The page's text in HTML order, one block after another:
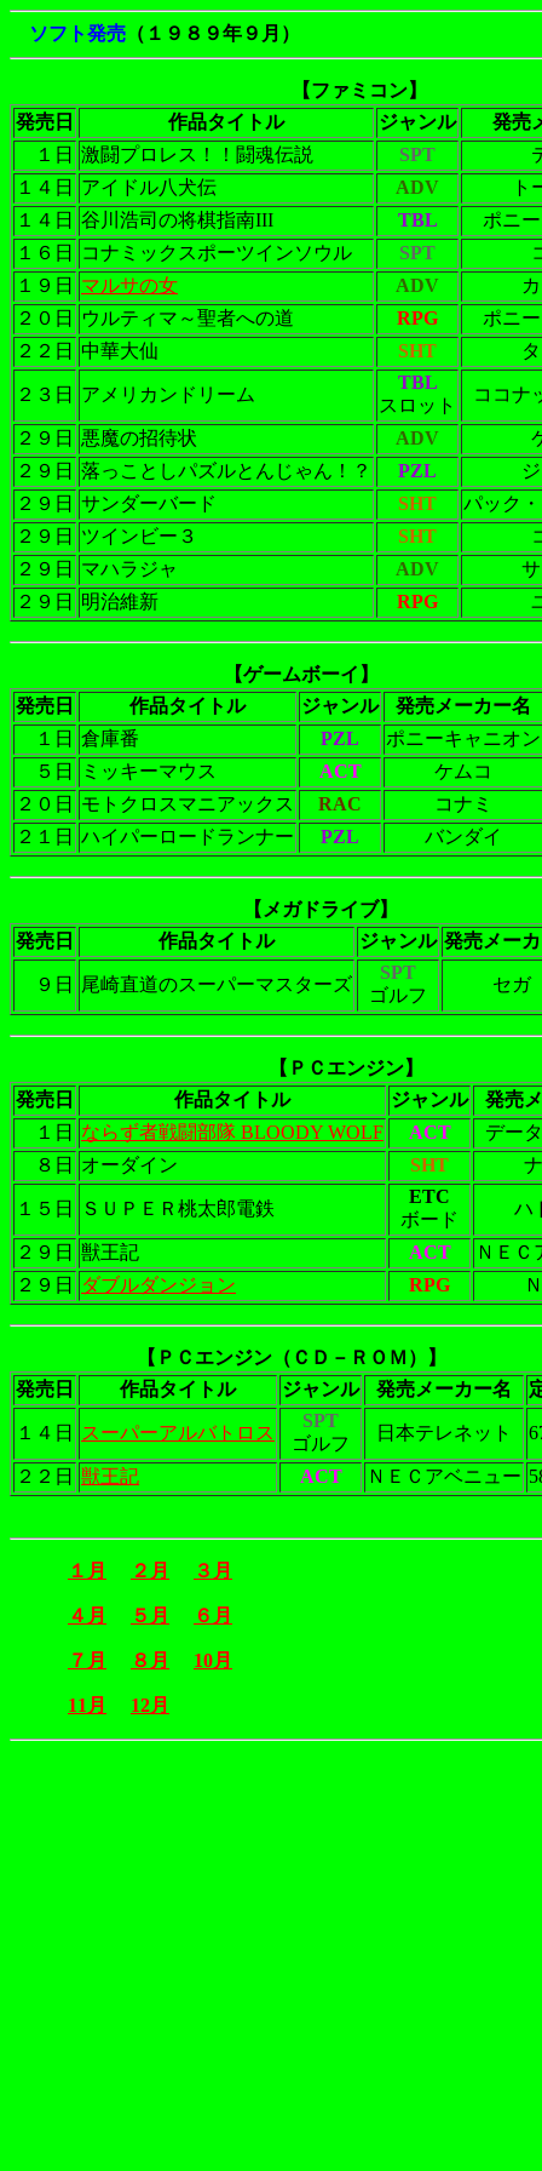
ソフト発売 （１９８９年９月）
【ファミコン】
発売日
作品タイトル ジャンル
発売
１日 激闘プロレス！！闘魂伝説 SPT
１４日
アイドル八犬伝 ADV
ト
１４日 谷川浩司の将棋指南III TBL
ポニ
１６日
コナミックスポーツインソウル SPT
１９日
マルサの女 ADV
２０日
ウルティマ～聖者への道 RPG
ポニ
２２日 中華大仙 SHT
２３日 アメリカンドリーム
TBL
スロット
ココナ
２９日 悪魔の招待状 ADV
２９日 落っことしパズルとんじゃん！？ PZL
２９日 サンダーバード SHT
パック
２９日
ツインビー３ SHT
２９日
マハラジャ ADV
２９日
明治維新 RPG
【ゲームボーイ】
発売日
作品タイトル ジャンル
発売メーカー名
１日 倉庫番 PZL
ポニーキャニオン
５日
ミッキーマウス ACT
ケムコ
２０日
モトクロスマニアックス RAC
コナミ
２１日 ハイパーロードランナー PZL バンダイ
【メガドライブ】
発売日
作品タイトル ジャンル 発売メー
９日 尾崎直道のスーパーマスターズ
SPT
ゴルフ
セガ
【ＰＣエンジン】
発売日
作品タイトル ジャンル
発売
１日
ならず者戦闘部隊 BLOODY WOLF ACT
デー
８日
オーダイン SHT
１５日 ＳＵＰＥＲ桃太郎電鉄
ETC
ボード
ハ
２９日 獣王記 ACT
ＮＥＣ
２９日
ダブルダンジョン RPG
【ＰＣエンジン（ＣＤ－ＲＯＭ）】
発売日
作品タイトル ジャンル 発売メーカー名
１４日 スーパーアルバトロス
SPT
ゴルフ
日本テレネット
２２日 獣王記 ACT ＮＥＣアベニュー
１月 ２月 ３月
４月 ５月 ６月
７月 ８月 10月
11月 12月